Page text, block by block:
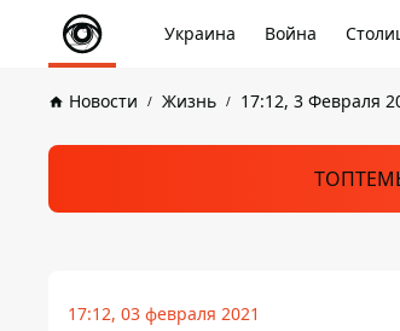
Украина Война
Новости Жизнь 17:12, 3 Февраля
17:12, 03 февраля 2021